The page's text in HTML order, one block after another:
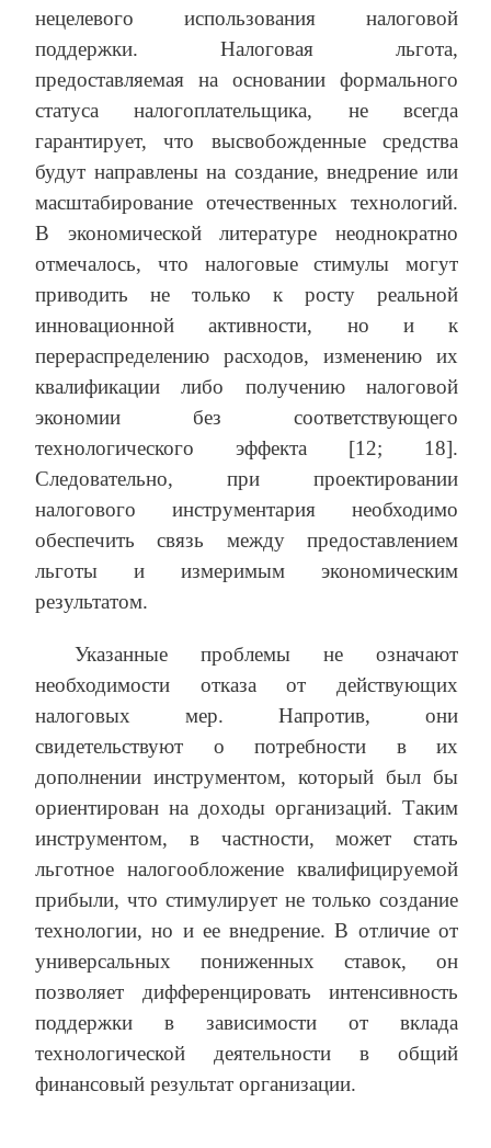
нецелевого использования налоговой
поддержки. Налоговая льгота,
предоставляемая на основании формального
статуса налогоплательщика, не всегда
гарантирует, что высвобожденные средства
будут направлены на создание, внедрение или
масштабирование отечественных технологий.
В экономической литературе неоднократно
отмечалось, что налоговые стимулы могут
приводить не только к росту реальной
инновационной активности, но и к
перераспределению расходов, изменению их
квалификации либо получению налоговой
экономии без соответствующего
технологического эффекта [12; 18].
Следовательно, при проектировании
налогового инструментария необходимо
обеспечить связь между предоставлением
льготы и измеримым экономическим
результатом.
Указанные проблемы не означают
необходимости отказа от действующих
налоговых мер. Напротив, они
свидетельствуют о потребности в их
дополнении инструментом, который был бы
ориентирован на доходы организаций. Таким
инструментом, в частности, может стать
льготное налогообложение квалифицируемой
прибыли, что стимулирует не только создание
технологии, но и ее внедрение. В отличие от
универсальных пониженных ставок, он
позволяет дифференцировать интенсивность
поддержки в зависимости от вклада
технологической деятельности в общий
финансовый результат организации.